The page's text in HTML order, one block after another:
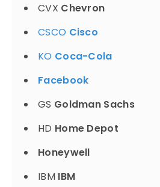
CVX Chevron
CSCO Cisco
KO Coca-Cola
Facebook
GS Goldman Sachs
HD Home Depot
Honeywell
IBM IBM